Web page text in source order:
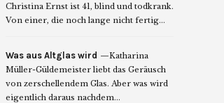
Christina Ernst ist 41, blind und todkrank.
Von einer, die noch lange nicht fertig...
Was aus Altglas wird
Katharina
Müller-Güldemeister liebt das Geräusch
von zerschellendem Glas. Aber was wird
eigentlich daraus nachdem...